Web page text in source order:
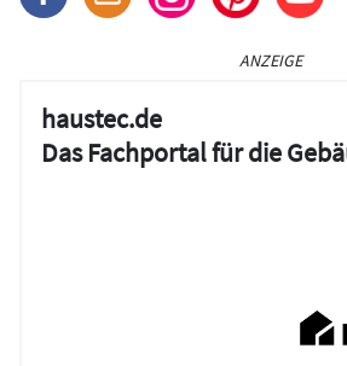
ANZEIGE
haustec.de
Das Fachportal für die